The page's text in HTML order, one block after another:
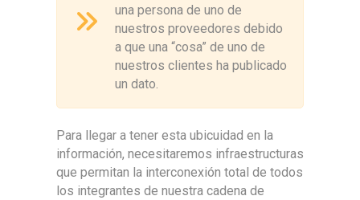
una persona de uno de
nuestros proveedores debido
a que una “cosa” de uno de
nuestros clientes ha publicado
un dato.
Para llegar a tener esta ubicuidad en la
información, necesitaremos infraestructuras
que permitan la interconexión total de todos
los integrantes de nuestra cadena de